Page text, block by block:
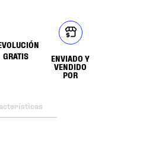
GRATIS
ENVIADO Y
VENDIDO
POR